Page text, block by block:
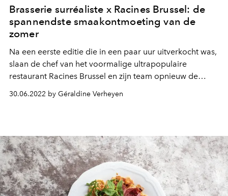
Brasserie surréaliste x Racines Brussel: de
spannendste smaakontmoeting van de
zomer
Na een eerste editie die in een paar uur uitverkocht was,
slaan de chef van het voormalige ultrapopulaire
restaurant Racines Brussel en zijn team opnieuw de
nieuwe trendy plek in de Dansaertwijk waar de cool kids
opnieuw uitgevonden Italiaanse gerechten en op maat
gemaakte bieren voor uitzonderlijke spijs-
biercombinaties, gespreid over niet minder dan 4
gangen.
30.06.2022 by Géraldine Verheyen